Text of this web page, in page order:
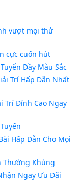
vượt mọi thử
cực cuốn hút
Đầy Màu Sắc
Trí Hấp Dẫn Nhất
Trí Đỉnh Cao Ngay
Hấp Dẫn Cho Mọi
Thưởng Khủng
Ngay Ưu Đãi